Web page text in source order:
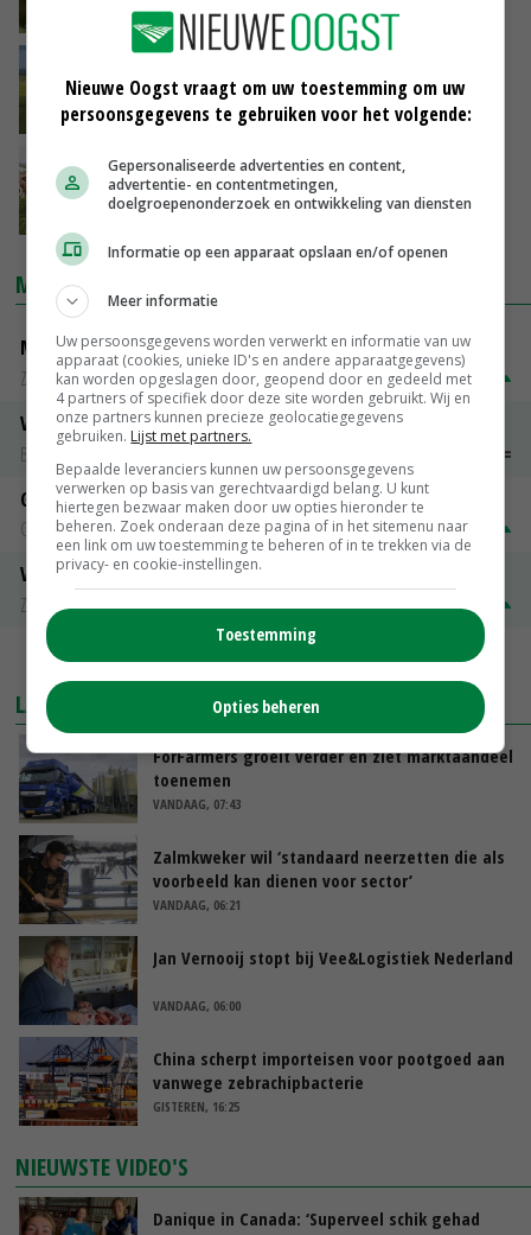
08-03-2023
piekbelasters
08-03-2023
Duidelijkheid van Overijssel over PPLG blijft
uit
07-03-2023
MARKTPRIJZEN
Magere melkpoeder
Zuivel NL
€ 269,00 € 7,00
Vleeskuikens 2001-2600 gr
Barneveld
Gerst
Groningen
€ 197,00
€ 2,00
Volle melkpoeder
Zuivel NL
€ 345,00 € 20,00
MEER MARKTPRIJZEN
LAATSTE NIEUWS
ForFarmers groeit verder en ziet marktaandeel
toenemen
VANDAAG, 07:43
Zalmkweker wil ‘standaard neerzetten die als
voorbeeld kan dienen voor sector’
VANDAAG, 06:21
Jan Vernooij stopt bij Vee&Logistiek Nederland
VANDAAG, 06:00
China scherpt importeisen voor pootgoed aan
vanwege zebrachipbacterie
GISTEREN, 16:25
NIEUWSTE VIDEO'S
Danique in Canada: ‘Superveel schik gehad
Nieuwe Oogst vraagt om uw toestemming om uw
persoonsgegevens te gebruiken voor het volgende:
Gepersonaliseerde advertenties en content,
advertentie- en contentmetingen,
doelgroepenonderzoek en ontwikkeling van diensten
Informatie op een apparaat opslaan en/of openen
Meer informatie
Uw persoonsgegevens worden verwerkt en informatie van uw
apparaat (cookies, unieke ID's en andere apparaatgegevens)
kan worden opgeslagen door, geopend door en gedeeld met
4 partners of specifiek door deze site worden gebruikt. Wij en
onze partners kunnen precieze geolocatiegegevens
gebruiken. Lijst met partners.
Bepaalde leveranciers kunnen uw persoonsgegevens
verwerken op basis van gerechtvaardigd belang. U kunt
hiertegen bezwaar maken door uw opties hieronder te
beheren. Zoek onderaan deze pagina of in het sitemenu naar
een link om uw toestemming te beheren of in te trekken via de
privacy- en cookie-instellingen.
Toestemming
Opties beheren